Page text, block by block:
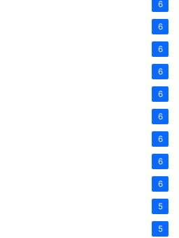
6
6
6
6
6
6
6
6
6
5
5